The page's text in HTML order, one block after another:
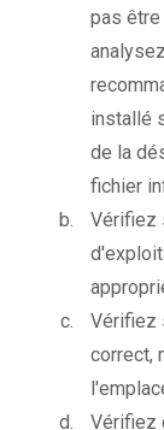
pas être
installé
de la
fichier
Vérifiez
Vérifiez
correct,
Vérifiez